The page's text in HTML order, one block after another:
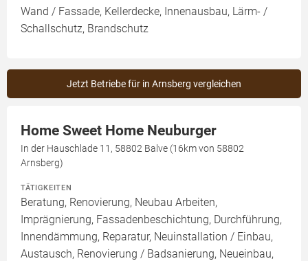
Wand / Fassade, Kellerdecke, Innenausbau, Lärm- /
Schallschutz, Brandschutz
Jetzt Betriebe für in Arnsberg vergleichen
Home Sweet Home Neuburger
In der Hauschlade 11, 58802 Balve (16km von 58802
Arnsberg)
TÄTIGKEITEN
Beratung, Renovierung, Neubau Arbeiten,
Imprägnierung, Fassadenbeschichtung, Durchführung,
Innendämmung, Reparatur, Neuinstallation / Einbau,
Austausch, Renovierung / Badsanierung, Neueinbau,